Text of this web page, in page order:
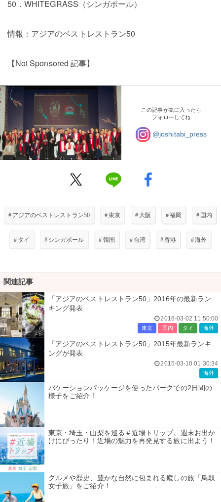
50．WHITEGRASS（シンガポール）
情報：アジアのベストレストラン50
【Not Sponsored 記事】
この記事が気に入ったら
フォローしてね
@joshitabi_press
# アジアのベストレストラン50 # 東京 # 大阪 #福岡 # 国内
# タイ # シンガポール # 韓国 # 台湾 #香港 #海外
関連記事
「アジアのベストレストラン50」2016年の最新ラン
キング発表
2016-03-02 11:50:00
東京 国内 タイ 海外
「アジアのベストレストラン50」2015年最新ランキ
ングが発表
2015-03-10 01:30:34
海外
バケーションパッケージを使ったパークでの2日間の
様子をご紹介！
東京・埼玉・山梨を巡る＃近場トリップ。週末お出か
けにぴったり！近場の魅力を再発見する旅に出よう！
グルメや歴史、豊かな自然に包まれる癒しの旅「鳥取
女子旅」をご紹介！